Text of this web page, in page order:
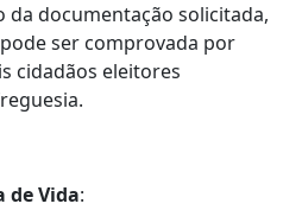
da documentação solicitada,
ser comprovada por
cidadãos eleitores
de Vida: